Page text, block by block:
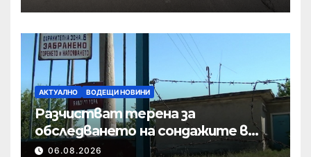
АКТУАЛНО ВОДЕЩИ НОВИНИ
Разчистват терена за
обследването на сондажите в
„Мътница“
06.08.2026